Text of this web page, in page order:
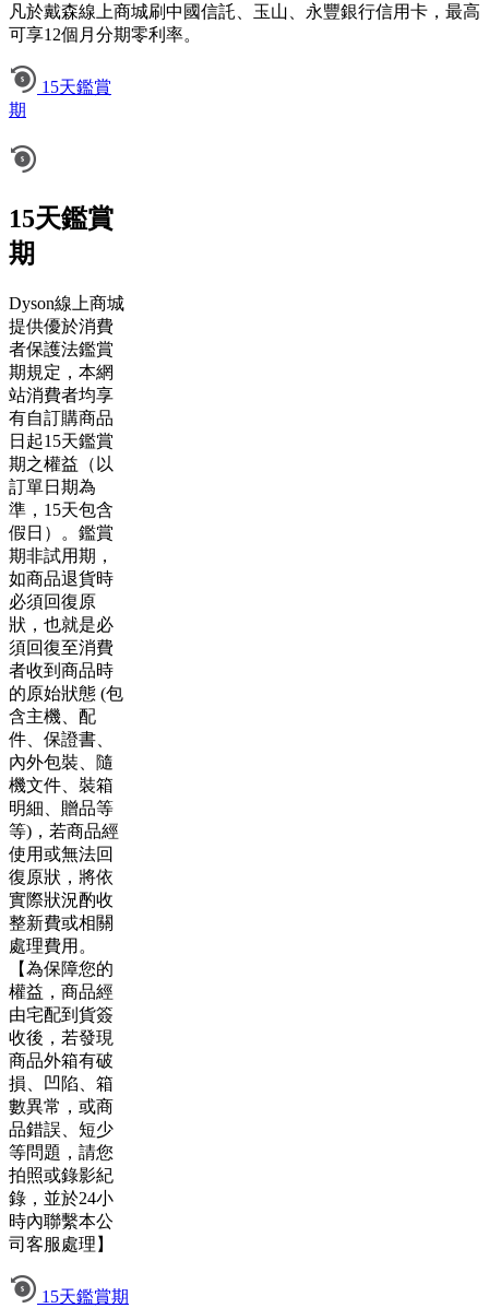
凡於戴森線上商城刷中國信託、玉山、永豐銀行信用卡，最高
可享12個月分期零利率。
15天鑑賞
期
15天鑑賞
期
Dyson線上商城
提供優於消費
者保護法鑑賞
期規定，本網
站消費者均享
有自訂購商品
日起15天鑑賞
期之權益（以
訂單日期為
準，15天包含
假日）。鑑賞
期非試用期，
如商品退貨時
必須回復原
狀，也就是必
須回復至消費
者收到商品時
的原始狀態 (包
含主機、配
件、保證書、
內外包裝、隨
機文件、裝箱
明細、贈品等
等)，若商品經
使用或無法回
復原狀，將依
實際狀況酌收
整新費或相關
處理費用。
【為保障您的
權益，商品經
由宅配到貨簽
收後，若發現
商品外箱有破
損、凹陷、箱
數異常，或商
品錯誤、短少
等問題，請您
拍照或錄影紀
錄，並於24小
時內聯繫本公
司客服處理】
15天鑑賞期